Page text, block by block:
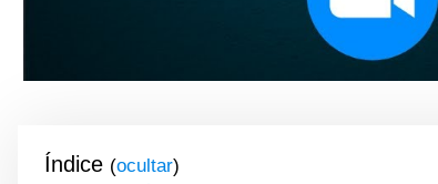
Índice ( )